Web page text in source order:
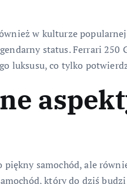
w kulturze
status. Ferrari 250
luksusu, co tylko
samochód, ale
który do dziś